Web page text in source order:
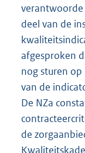
verantwoorde
deel van de
afgesproken
nog sturen
van de
De NZa
de